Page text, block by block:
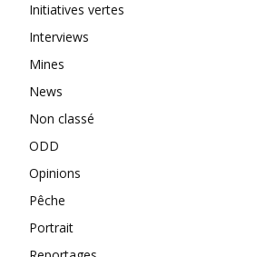
Initiatives vertes
Interviews
Mines
News
Non classé
ODD
Opinions
Pêche
Portrait